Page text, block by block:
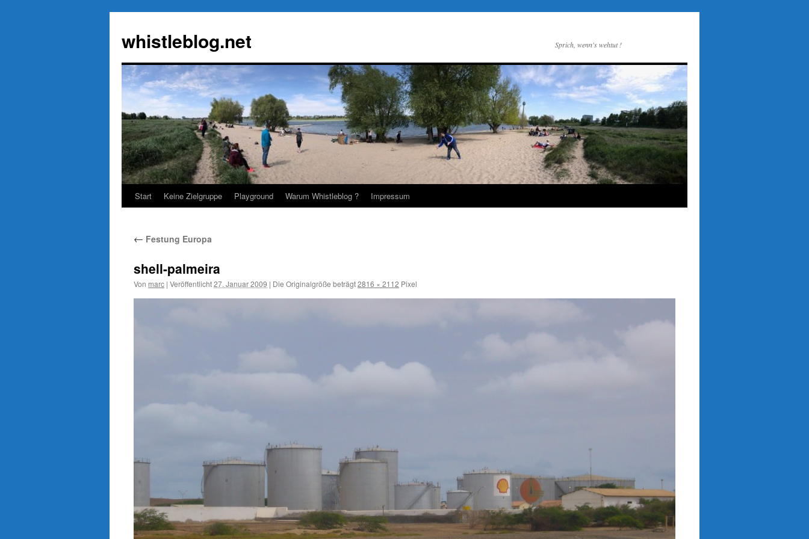
springen
whistleblog.net Sprich, wenn's wehtut !
Start Keine Zielgruppe Playground Warum Whistleblog ? Impressum
← Festung Europa
shell-palmeira
Von marc | Veröffentlicht27. Januar 2009 | Die Originalgröße beträgt2816 × 2112 Pixel